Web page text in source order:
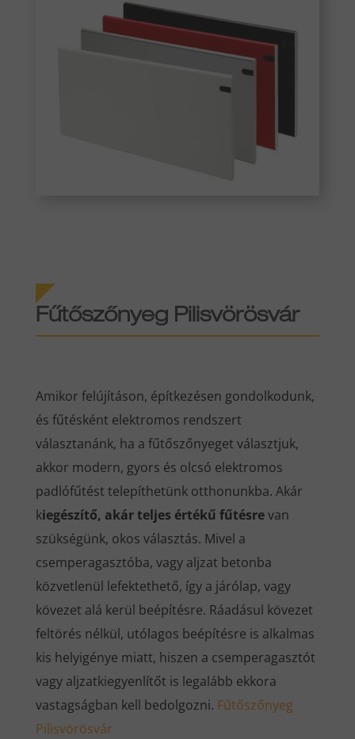
Fűtőszőnyeg Pilisvörösvár
Amikor felújításon, építkezésen gondolkodunk,
és fűtésként elektromos rendszert
választanánk, ha a fűtőszőnyeget választjuk,
akkor modern, gyors és olcsó elektromos
padlófűtést telepíthetünk otthonunkba. Akár
kiegészítő, akár teljes értékű fűtésrevan
szükségünk, okos választás. Mivel a
csemperagasztóba, vagy aljzat betonba
közvetlenül lefektethető, így a járólap, vagy
kövezet alá kerül beépítésre. Ráadásul kövezet
feltörés nélkül, utólagos beépítésre is alkalmas
kis helyigénye miatt, hiszen a csemperagasztót
vagy aljzatkiegyenlítőt is legalább ekkora
vastagságban kell bedolgozni. Fűtőszőnyeg
Pilisvörösvár